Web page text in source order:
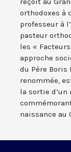
orthodoxes à
professeur à
pasteur
les «
approche
du Père Boris
renommée,
la sortie d’un
naissance au